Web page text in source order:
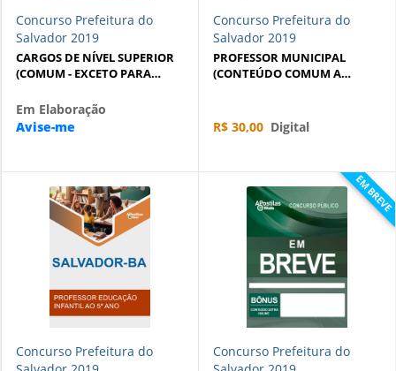
Concurso Prefeitura do
Salvador 2019
CARGOS DE NÍVEL SUPERIOR
(COMUM - EXCETO PARA
PÚBLICA)
Em Elaboração
Avise-me
Concurso Prefeitura do
Salvador 2019
PROFESSOR MUNICIPAL
(CONTEÚDO COMUM A
R$ 30,00 Digital
Concurso Prefeitura do
EM BREVE
Concurso Prefeitura do